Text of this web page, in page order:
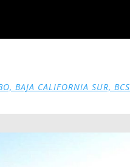
BAJA CALIFORNIA SUR, BCS